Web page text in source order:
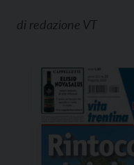
di redazione VT